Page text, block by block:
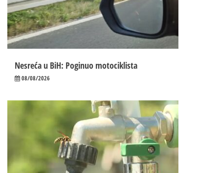
Nesreća u BiH: Poginuo motociklista
08/08/2026